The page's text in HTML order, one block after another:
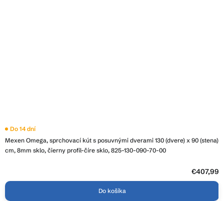
Mexen Omega, sprchovací kút s posuvnými dverami 130 (dvere) x 90 (stena)
cm, 8mm sklo, čierny profil-číre sklo, 825-130-090-70-00
Do 14 dní
€407,99
Do košíka